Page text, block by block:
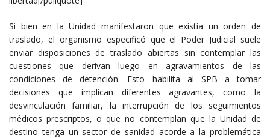
Si bien en la Unidad manifestaron que existía un orden de
traslado, el organismo especificó que el Poder Judicial suele
enviar disposiciones de traslado abiertas sin contemplar las
cuestiones que derivan luego en agravamientos de las
condiciones de detención. Esto habilita al SPB a tomar
decisiones que implican diferentes agravantes, como la
desvinculación familiar, la interrupción de los seguimientos
médicos prescriptos, o que no contemplan que la Unidad de
destino tenga un sector de sanidad acorde a la problemática